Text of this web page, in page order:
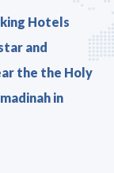
Hotels
and
the the Holy
in